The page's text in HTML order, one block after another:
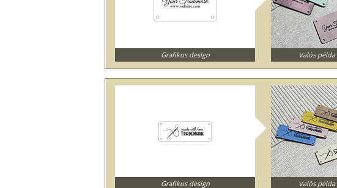
Grafikus design Valós példa
Grafikus design Valós példa